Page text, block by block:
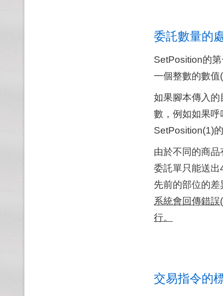
委託數量的
SetPosition的
一個整數的數
如果腳本傳入
數，例如如果
SetPosition(1)
由於不同的商
委託單只能送
先前的部位的
系統會回傳錯
行。
交易指令的